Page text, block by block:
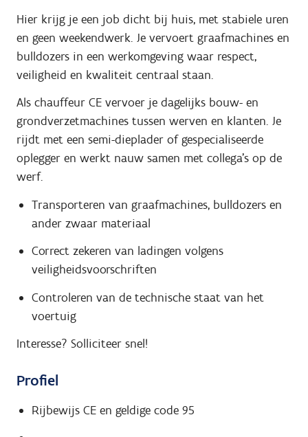
Hier krijg je een job dicht bij huis, met stabiele uren
en geen weekendwerk. Je vervoert graafmachines en
bulldozers in een werkomgeving waar respect,
veiligheid en kwaliteit centraal staan.
Als chauffeur CE vervoer je dagelijks bouw- en
grondverzetmachines tussen werven en klanten. Je
rijdt met een semi-dieplader of gespecialiseerde
oplegger en werkt nauw samen met collega’s op de
werf.
Transporteren van graafmachines, bulldozers en
ander zwaar materiaal
Correct zekeren van ladingen volgens
veiligheidsvoorschriften
Controleren van de technische staat van het
voertuig
Interesse? Solliciteer snel!
Profiel
Rijbewijs CE en geldige code 95